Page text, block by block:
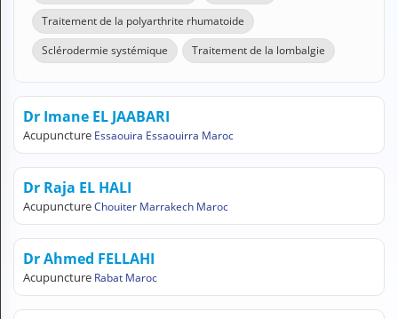
Pharmacie
Médicament
Clinique
Laboratoire
Vétérinaire
M
O
N
Traitement de la polyarthrite rhumatoide
Sclérodermie systémique
Traitement de la lombalgie
Dr Imane EL JAABARI
Acupuncture Essaouira Essaouirra Maroc
Dr Raja EL HALI
AcupunctureChouiter Marrakech Maroc
Dr Ahmed FELLAHI
Acupuncture Rabat Maroc